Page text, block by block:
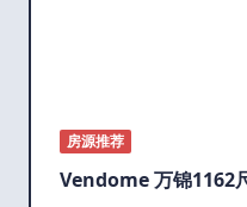
房源推荐
Vendome 万锦1162